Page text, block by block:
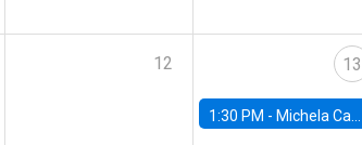
12 13
1:30 PM - Michela Carlana, Harvard Kennedy School